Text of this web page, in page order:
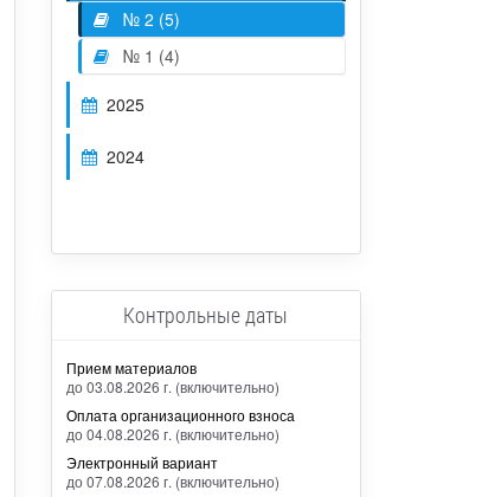
№ 2 (5)
№ 1 (4)
2025
2024
Контрольные даты
Прием материалов
до 03.08.2026 г. (включительно)
Оплата организационного взноса
до 04.08.2026 г. (включительно)
Электронный вариант
до 07.08.2026 г. (включительно)